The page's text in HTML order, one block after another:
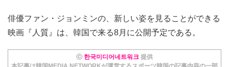
俳優ファン・ジョンミンの、新しい姿を見ることができる
映画『人質』は、韓国で来る8月に公開予定である。
ⓒ 한국미디어네트워크 提供